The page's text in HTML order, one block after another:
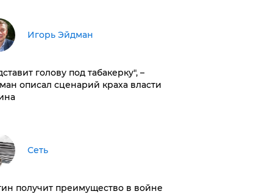
Игорь Эйдман
голову под табакерку", –
описал сценарий краха власти
Сеть
получит преимущество в войне